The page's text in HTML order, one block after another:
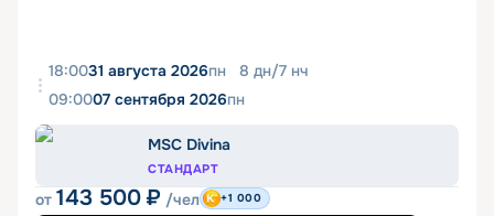
18:0031 августа 2026пн 8 дн/7 нч
09:0007 сентября 2026пн
MSC Divina
СТАНДАРТ
от 143 500 ₽ /чел +1 000